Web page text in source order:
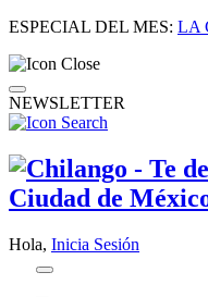
ESPECIAL DEL MES: LA
NEWSLETTER
Hola, Inicia Sesión